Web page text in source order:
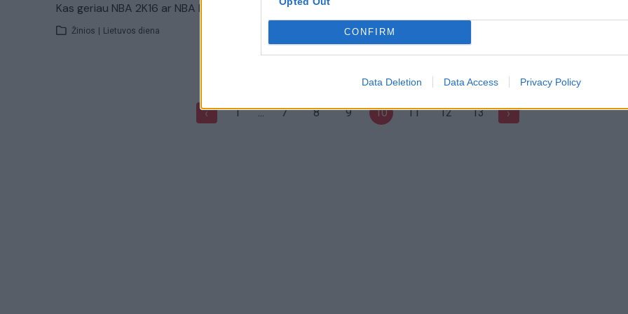
CONFIRM
Data Deletion Data Access Privacy Policy
Kas geriau NBA 2K16 ar NBA Live 16?
Žinios Lietuvos diena
„NBA“ žaiskite ne tik aikštėje, bet ir
užkulisiuose
Žinios | IT ir mokslas
„Bijojau asmeninio pripažinimo“
‹ 1 ... 7 8 9 10 11 12 13 ›